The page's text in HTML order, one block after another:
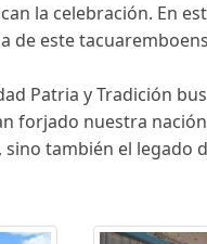
la celebración. En
de este
Patria y Tradición
forjado nuestra
también el legado